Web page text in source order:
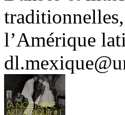
l’Amérique